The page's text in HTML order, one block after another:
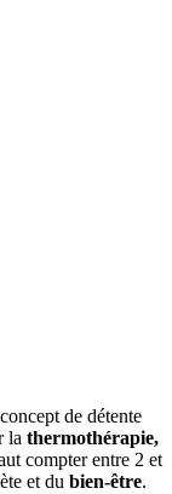
et
de détente
la thermothérapie,
compter entre 2 et
et du bien-être.